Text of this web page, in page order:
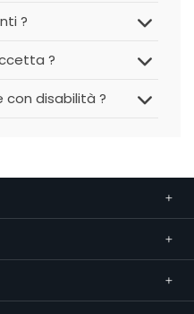
?
?
con disabilità ?